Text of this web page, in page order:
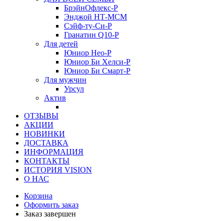
БрэйнОфлекс-Р
Энджой НТ-МСМ
Сэйф-ту-Си-Р
Гранатин Q10-Р
Для детей
Юниор Нео-Р
Юниор Би Хелси-Р
Юниор Би Смарт-Р
Для мужчин
Урсул
Актив
ОТЗЫВЫ
АКЦИИ
НОВИНКИ
ДОСТАВКА
ИНФОРМАЦИЯ
КОНТАКТЫ
ИСТОРИЯ VISION
О НАС
Корзина
Оформить заказ
Заказ завершен